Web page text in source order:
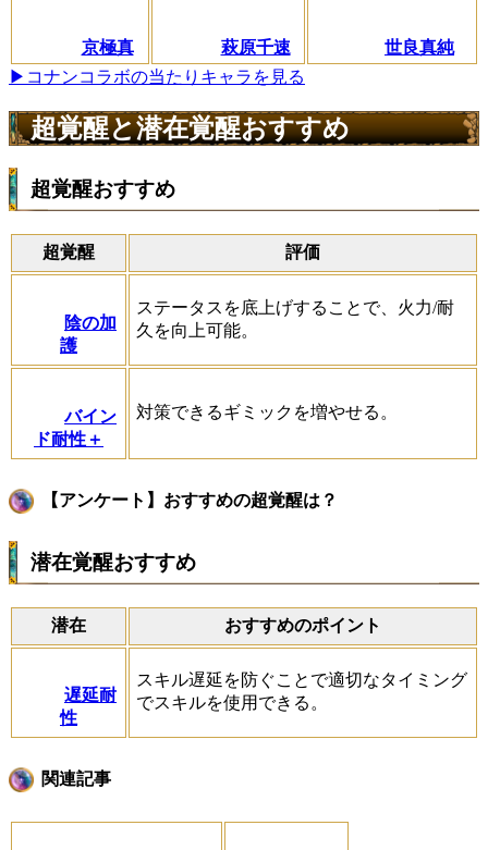
京極真 萩原千速
世良真純
▶コナンコラボの当たりキャラを見る
超覚醒と潜在覚醒おすすめ
超覚醒おすすめ
超覚醒 評価
陰の加
護
ステータスを底上げすることで、火力/耐
久を向上可能。
バイン
ド耐性＋
対策できるギミックを増やせる。
【アンケート】おすすめの超覚醒は？
潜在覚醒おすすめ
潜在 おすすめのポイント
遅延耐
性
スキル遅延を防ぐことで適切なタイミング
でスキルを使用できる。
関連記事